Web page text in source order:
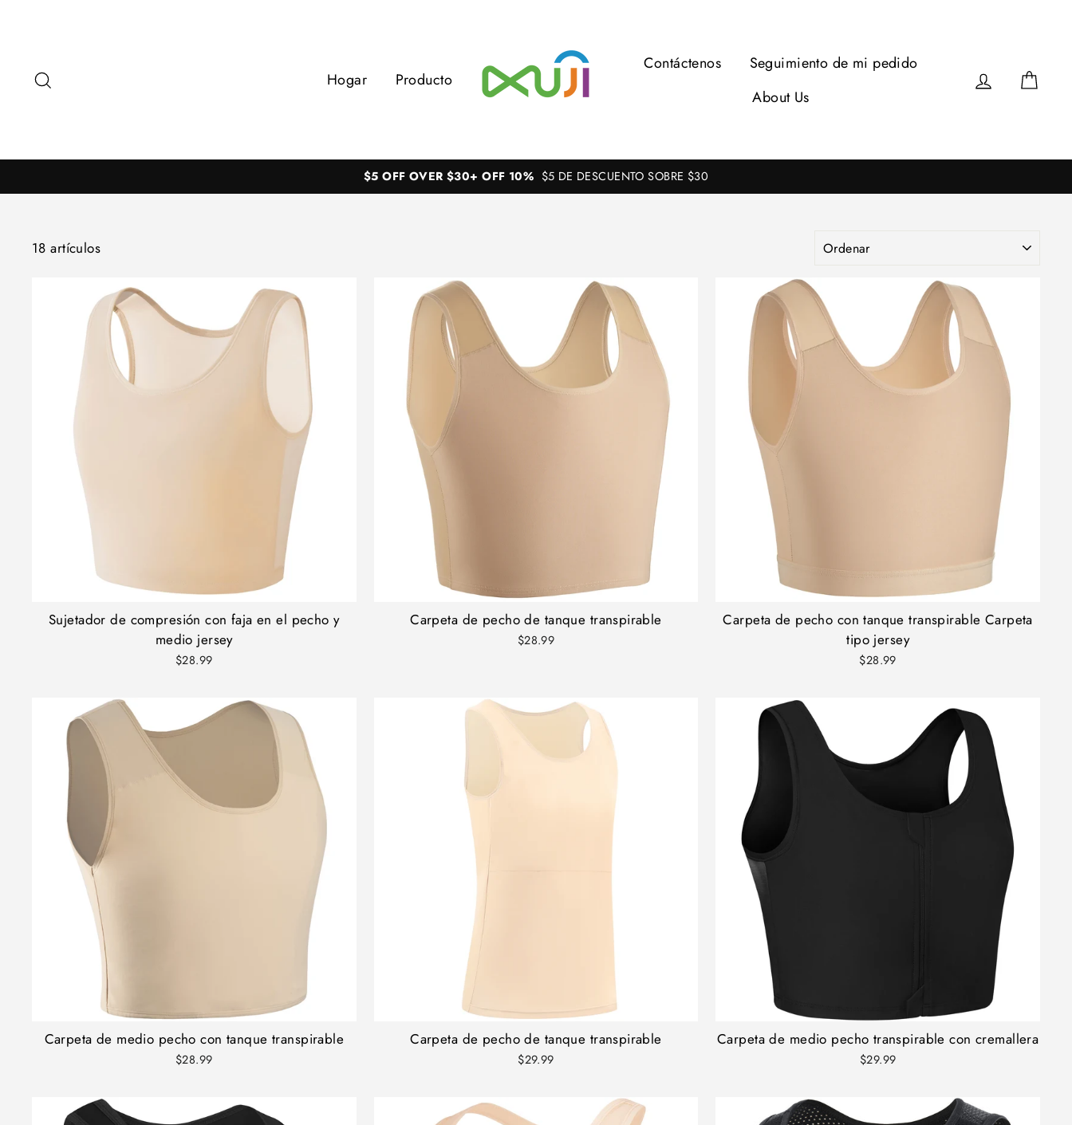
contenido
Hogar Producto
Contáctenos
Seguimiento de mi pedido
About Us
Ingresar
$5 OFF OVER $30+ OFF 10% $5 DE DESCUENTO SOBRE $30
18 artículos ORDENAR
Sujetador de compresión con faja en el pecho y
medio jersey
$28.99
Carpeta de pecho de tanque transpirable
$28.99
Carpeta de pecho con tanque transpirable Carpeta
tipo jersey
$28.99
Carpeta de medio pecho con tanque transpirable
$28.99
Carpeta de pecho de tanque transpirable
$29.99
Carpeta de medio pecho transpirable con cremallera
$29.99